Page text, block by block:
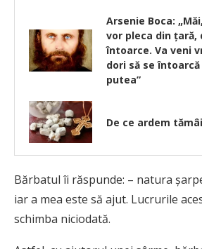
Arsenie Boca:
vor pleca din ţară,
întoarce. Va veni
dori să se
putea”
De ce ardem
Bărbatul îi răspunde: – natura
iar a mea este să ajut. Lucrurile
schimba niciodată.